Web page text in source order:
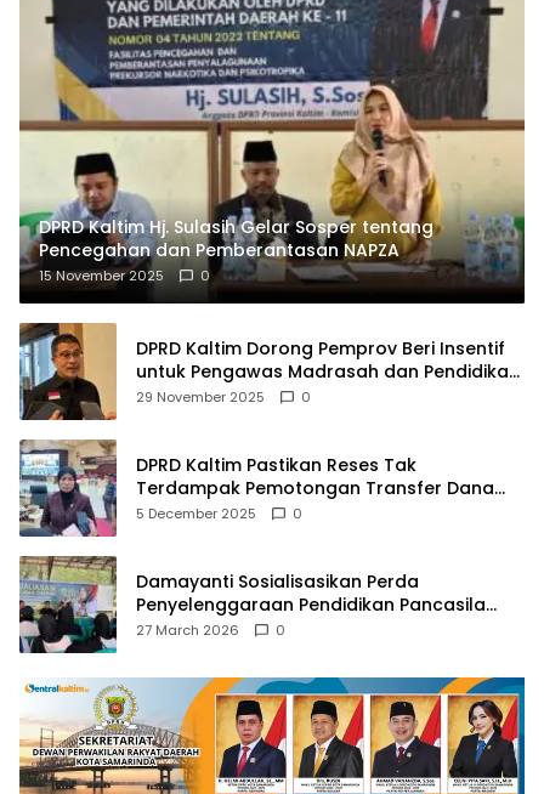
DPRD Kaltim Hj. Sulasih Gelar Sosper tentang
Pencegahan dan Pemberantasan NAPZA
15 November 2025 0
DPRD Kaltim Dorong Pemprov Beri Insentif
untuk Pengawas Madrasah dan Pendidikan
Agama
29 November 2025 0
DPRD Kaltim Pastikan Reses Tak
Terdampak Pemotongan Transfer Dana
Pusat
5 December 2025 0
Damayanti Sosialisasikan Perda
Penyelenggaraan Pendidikan Pancasila
dan Wawasan Kebangsaan
27 March 2026 0